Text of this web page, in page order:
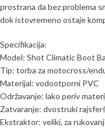
prostrana da bez problema
dok istovremeno ostaje
Specifikacija:
Model: Shot Climatic Boot
Tip: torba za motocross/
Materijal: vodootporni PVC
Održavanje: lako periv
Zatvaranje: dvostruki
Ekstraktor: veliki, za